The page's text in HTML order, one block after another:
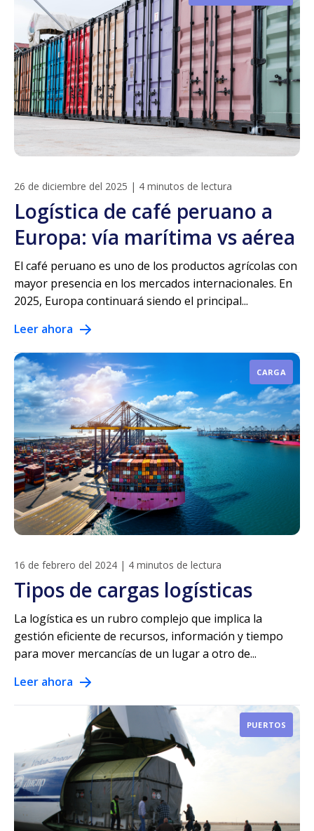
26 de diciembre del 2025 | 4 minutos de lectura
Logística de café peruano a
Europa: vía marítima vs aérea
El café peruano es uno de los productos agrícolas con
mayor presencia en los mercados internacionales. En
2025, Europa continuará siendo el principal...
Leer ahora
CARGA
16 de febrero del 2024 | 4 minutos de lectura
Tipos de cargas logísticas
La logística es un rubro complejo que implica la
gestión eficiente de recursos, información y tiempo
para mover mercancías de un lugar a otro de...
Leer ahora
PUERTOS